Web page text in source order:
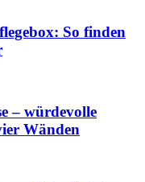
So finden
– würdevolle
Wänden